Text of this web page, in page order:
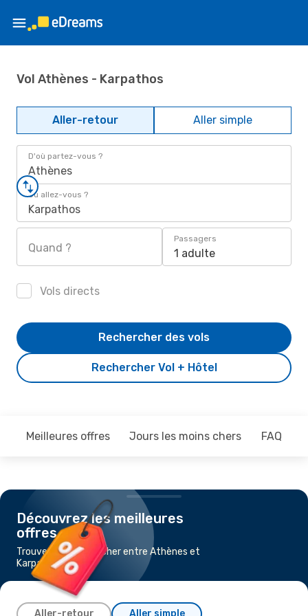
Vol Athènes - Karpathos
Aller-retour Aller simple
D'où partez-vous ?
Athènes
Où allez-vous ?
Karpathos
Quand ?
Passagers
1 adulte
Vols directs
Rechercher Vol + Hôtel
Rechercher des vols
Meilleures offres Jours les moins chers FAQ
Découvrez les meilleures
offres
Trouvez un vol pas cher entre Athènes et
Karpathos
Aller-retour Aller simple